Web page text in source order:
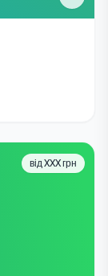
від XXX грн